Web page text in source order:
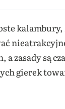
a zasady są
gierek